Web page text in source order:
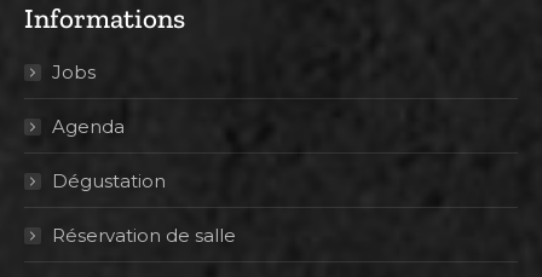
Informations
Jobs
Agenda
Dégustation
Réservation de salle